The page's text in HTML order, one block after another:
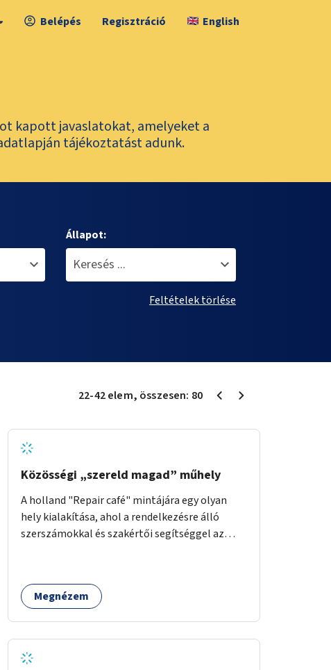
Belépés Regisztráció English
kapott javaslatokat, amelyeket a
tájékoztatást adunk.
Állapot:
Feltételek törlése
22-42elem, összesen: 80
Közösségi „szereld magad” műhely
A holland "Repair café" mintájára egy olyan
hely kialakítása, ahol a rendelkezésre álló
szerszámokkal és szakértői segítséggel az
arra, hogy a közösség tagjai is segítsenek
egymásnak, megosszák tudásukat.
Megnézem